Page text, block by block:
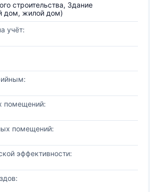
строительства, Здание
дом, жилой дом)
учёт:
помещений:
помещений:
эффективности: